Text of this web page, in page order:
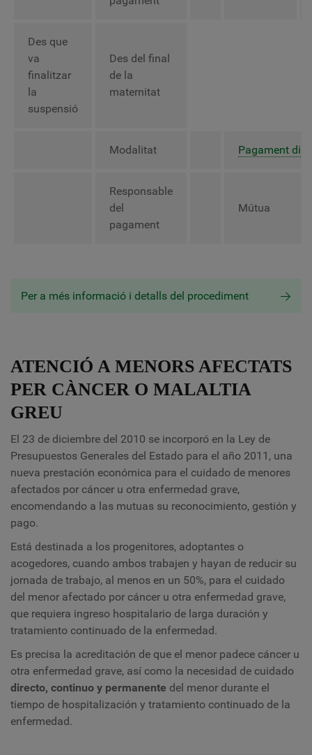
Des que
va
finalitzar
la
suspensió
Des del final
de la
maternitat
Modalitat Pagament
Responsable
del
pagament
Mútua
Per a més informació i detalls del procediment
ATENCIÓ A MENORS AFECTATS
PER CÀNCER O MALALTIA
GREU
El 23 de diciembre del 2010 se incorporó en la Ley de
Presupuestos Generales del Estado para el año 2011, una
nueva prestación económica para el cuidado de menores
afectados por cáncer u otra enfermedad grave,
encomendando a las mutuas su reconocimiento, gestión y
pago.
Está destinada a los progenitores, adoptantes o
acogedores, cuando ambos trabajen y hayan de reducir su
jornada de trabajo, al menos en un 50%, para el cuidado
del menor afectado por cáncer u otra enfermedad grave,
que requiera ingreso hospitalario de larga duración y
tratamiento continuado de la enfermedad.
Es precisa la acreditación de que el menor padece cáncer u
otra enfermedad grave, así como la necesidad de cuidado
directo, continuo y permanente del menor durante el
tiempo de hospitalización y tratamiento continuado de la
enfermedad.